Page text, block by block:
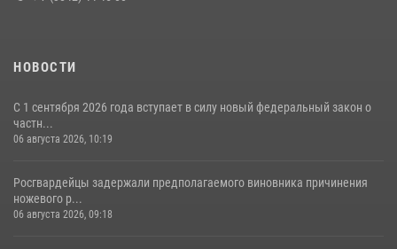
НОВОСТИ
С 1 сентября 2026 года вступает в силу новый федеральный закон о
частн...
06 августа 2026, 10:19
Росгвардейцы задержали предполагаемого виновника причинения
ножевого р...
06 августа 2026, 09:18